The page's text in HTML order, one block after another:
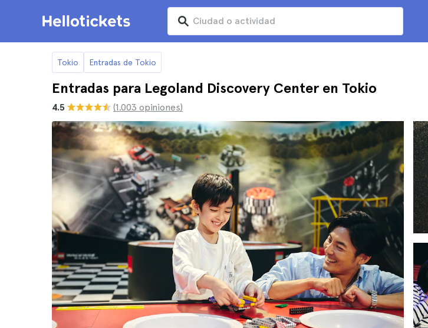
Tokio Entradas de Tokio
Entradas para Legoland Discovery Center en Tokio
4.5 (1.003 opiniones)